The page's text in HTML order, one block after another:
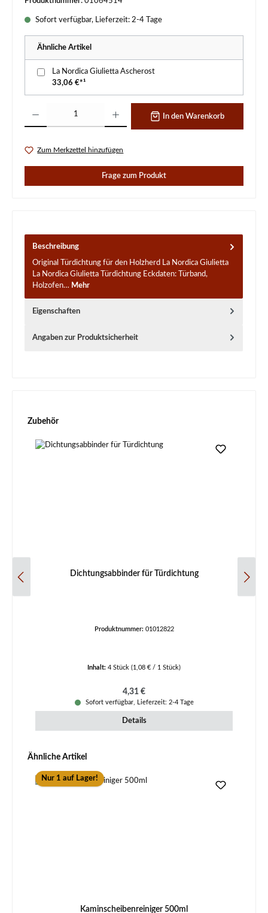
Sofort verfügbar, Lieferzeit: 2-4 Tage
Ähnliche Artikel
La Nordica Giulietta Ascherost
33,06 €*¹
In den Warenkorb
Zum Merkzettel hinzufügen
Frage zum Produkt
Beschreibung
Original Türdichtung für den Holzherd La Nordica Giulietta
La Nordica Giulietta Türdichtung Eckdaten: Türband,
Holzofen… Mehr
Eigenschaften
Angaben zur Produktsicherheit
Produktgalerie überspringen
Zubehör
Dichtungsabbinder für Türdichtung
Produktnummer: 01012822
Inhalt: 4 Stück (1,08 € / 1 Stück)
Regulärer Preis:
4,31 €
Sofort verfügbar, Lieferzeit: 2-4 Tage
Details
Produktgalerie überspringen
Ähnliche Artikel
Nur 1 auf Lager!
Kaminscheibenreiniger 500ml